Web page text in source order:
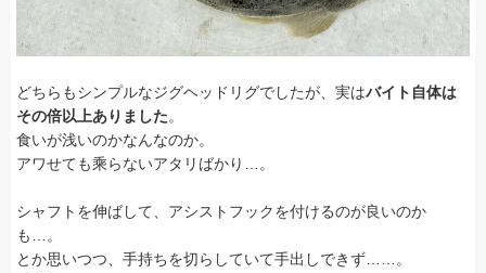
どちらもシンプルなジグヘッドリグでしたが、実はバイト自体は
その倍以上ありました。
食いが浅いのかなんなのか。
アワせても乘らないアタリばかり…。
シャフトを伸ばして、アシストフックを付けるのが良いのか
も…。
とか思いつつ、手持ちを切らしていて手出しできず……。